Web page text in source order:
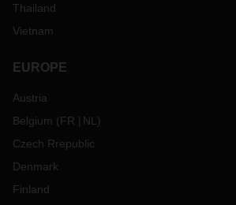
Thailand
Vietnam
EUROPE
Austria
Belgium (FR NL)
Czech Rrepublic
Denmark
Finland